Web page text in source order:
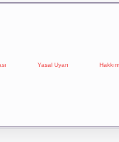
Yasal Uyarı